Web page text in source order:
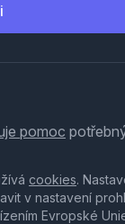
pomoc
cookies.
v nastavení
Evropské